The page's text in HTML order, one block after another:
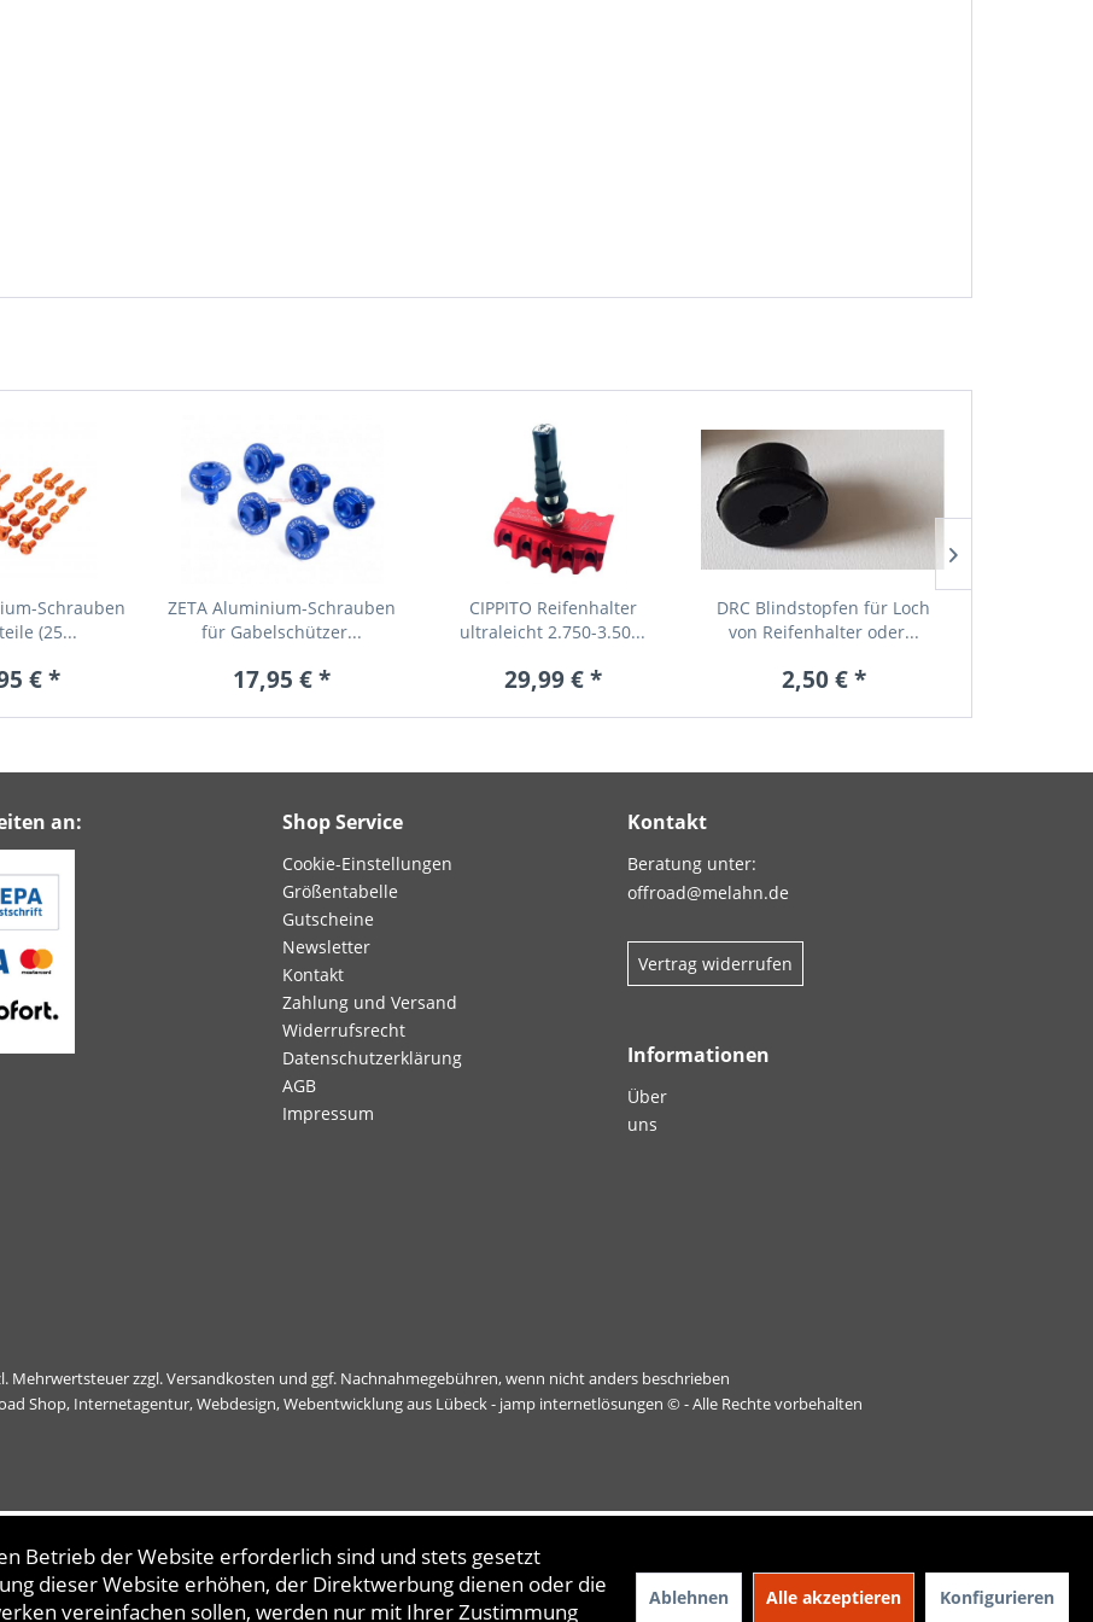
Schrauben
(25...
€ *
ZETA Aluminium-Schrauben
für Gabelschützer...
17,95 € *
CIPPITO Reifenhalter
ultraleicht 2.750-3.50...
29,99 € *
DRC Blindstopfen für Loch
von Reifenhalter oder...
2,50 € *
an: Shop Service
Cookie-Einstellungen
Größentabelle
Gutscheine
Newsletter
Kontakt
Zahlung und Versand
Widerrufsrecht
Datenschutzerklärung
AGB
Impressum
Kontakt
Beratung unter:
offroad@melahn.de
Vertrag widerrufen
Informationen
Über
uns
Mehrwertsteuer zzgl.Versandkosten und ggf. Nachnahmegebühren, wenn nicht anders beschrieben
Shop, Internetagentur, Webdesign, Webentwicklung aus Lübeck - jamp internetlösungen © - Alle Rechte vorbehalten
Betrieb der Website erforderlich sind und stets gesetzt
dieser Website erhöhen, der Direktwerbung dienen oder die
vereinfachen sollen, werden nur mit Ihrer Zustimmung
Ablehnen Alle akzeptieren Konfigurieren